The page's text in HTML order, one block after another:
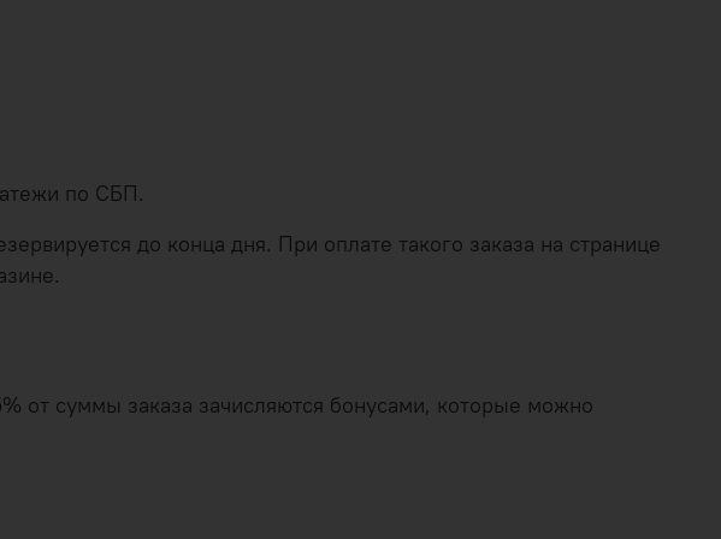
по СБП.
до конца дня. При оплате такого заказа на странице
от суммы заказа зачисляются бонусами, которые можно